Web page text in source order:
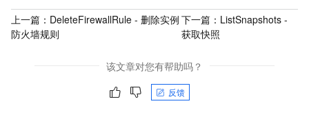
上一篇： DeleteFirewallRule - 删除实例
防火墙规则
下一篇： ListSnapshots -
获取快照
该文章对您有帮助吗？
反馈